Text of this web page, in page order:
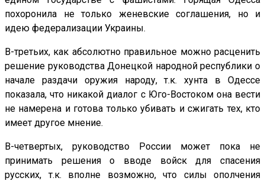
похоронила не только женевские соглашения, но и
идею федерализации Украины.
В-третьих, как абсолютно правильное можно расценить
решение руководства Донецкой народной республики о
начале раздачи оружия народу, т.к. хунта в Одессе
показала, что никакой диалог с Юго-Востоком она вести
не намерена и готова только убивать и сжигать тех, кто
имеет другое мнение.
В-четвертых, руководство России может пока не
принимать решения о вводе войск для спасения
русских, т.к. вполне возможно, что силы ополчения